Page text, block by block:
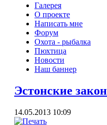
Галерея
О проекте
Написать мне
Форум
Охота - рыбалка
Пюхтица
Новости
Наш баннер
Эстонские
14.05.2013 10:09